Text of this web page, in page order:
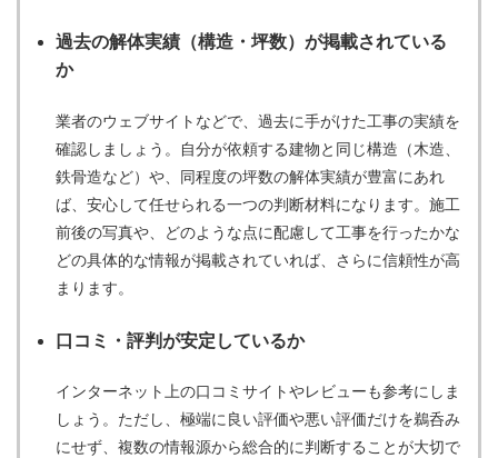
過去の解体実績（構造・坪数）が掲載されている
か
業者のウェブサイトなどで、過去に手がけた工事の実績を
確認しましょう。自分が依頼する建物と同じ構造（木造、
鉄骨造など）や、同程度の坪数の解体実績が豊富にあれ
ば、安心して任せられる一つの判断材料になります。施工
前後の写真や、どのような点に配慮して工事を行ったかな
どの具体的な情報が掲載されていれば、さらに信頼性が高
まります。
口コミ・評判が安定しているか
インターネット上の口コミサイトやレビューも参考にしま
しょう。ただし、極端に良い評価や悪い評価だけを鵜呑み
にせず、複数の情報源から総合的に判断することが大切で